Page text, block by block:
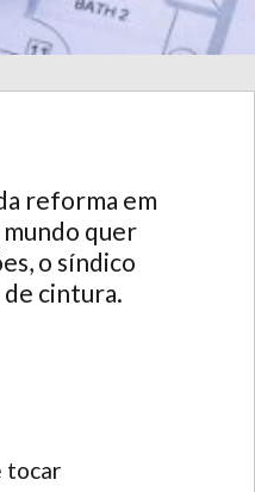
reforma em
quer
o síndico
cintura.
tocar